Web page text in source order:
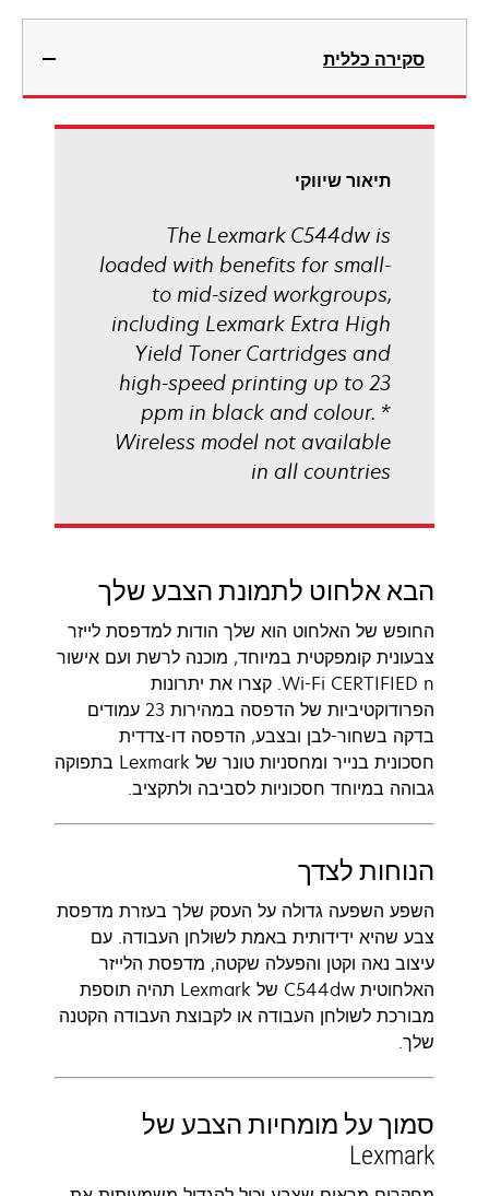
opens
new
סקירה כללית
תיאור שיווקי
The Lexmark C544dw is
loaded with benefits for small-
to mid-sized workgroups,
including Lexmark Extra High
Yield Toner Cartridges and
high-speed printing up to 23
ppm in black and colour. *
Wireless model not available
in all countries
הבא אלחוט לתמונת הצבע שלך
החופש של האלחוט הוא שלך הודות למדפסת לייזר
צבעונית קומפקטית במיוחד, מוכנה לרשת ועם אישור
Wi-Fi CERTIFIED n. קצרו את יתרונות
הפרודוקטיביות של הדפסה במהירות 23 עמודים
בדקה בשחור-לבן ובצבע, הדפסה דו-צדדית
חסכונית בנייר ומחסניות טונר של Lexmark בתפוקה
גבוהה במיוחד חסכוניות לסביבה ולתקציב.
הנוחות לצדך
השפע השפעה גדולה על העסק שלך בעזרת מדפסת
צבע שהיא ידידותית באמת לשולחן העבודה. עם
עיצוב נאה וקטן והפעלה שקטה, מדפסת הלייזר
האלחוטית C544dw של Lexmark תהיה תוספת
מבורכת לשולחן העבודה או לקבוצת העבודה הקטנה
שלך.
סמוך על מומחיות הצבע של
Lexmark